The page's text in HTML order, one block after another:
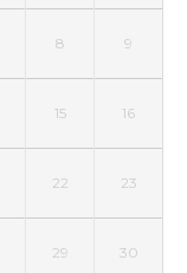
8 9
15 16
22 23
29 30